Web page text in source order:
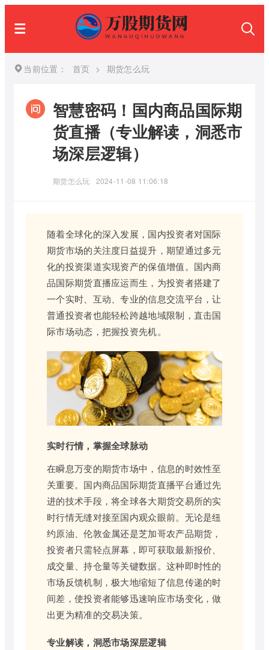
当前位置： 首页 > 期货怎么玩
智慧密码！国内商品国际期
货直播（专业解读，洞悉市
场深层逻辑）
期货怎么玩 2024-11-08 11:06:18
随着全球化的深入发展，国内投资者对国际
期货市场的关注度日益提升，期望通过多元
化的投资渠道实现资产的保值增值。国内商
品国际期货直播应运而生，为投资者搭建了
一个实时、互动、专业的信息交流平台，让
普通投资者也能轻松跨越地域限制，直击国
际市场动态，把握投资先机。
实时行情，掌握全球脉动
在瞬息万变的期货市场中，信息的时效性至
关重要。国内商品国际期货直播平台通过先
进的技术手段，将全球各大期货交易所的实
时行情无缝对接至国内观众眼前。无论是纽
约原油、伦敦金属还是芝加哥农产品期货，
投资者只需轻点屏幕，即可获取最新报价、
成交量、持仓量等关键数据。这种即时性的
市场反馈机制，极大地缩短了信息传递的时
间差，使投资者能够迅速响应市场变化，做
出更为精准的交易决策。
专业解读，洞悉市场深层逻辑